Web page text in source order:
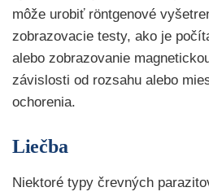
môže urobiť röntgenové
zobrazovacie testy, ako je
alebo zobrazovanie
závislosti od rozsahu alebo
ochorenia.
Liečba
Niektoré typy črevných